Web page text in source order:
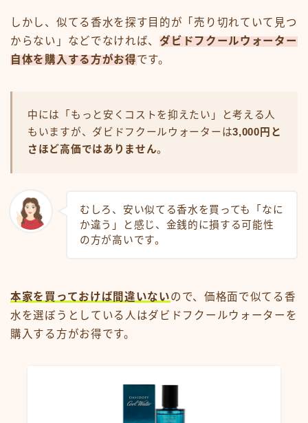
しかし、似てる香水を探す目的が「売り切れていて見つ
からない」などでなければ、 ダビドフクールウォーター
自体を購入する方がお得です。
中には「もっと安くコストを抑えたい」と考える人
もいますが、ダビドフクールウォーターは3,000円と
さほど高価ではありません。
むしろ、安い似てる香水を買っても「なに
か違う」と感じ、金銭的に損する可能性
の方が高いです。
本家を買っておけば間違いないので、価格面で似てる香
水を選ぼうとしている人はダビドフクールウォーターを
購入する方がお得です。